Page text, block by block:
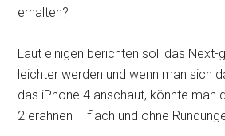
erhalten?
Laut einigen berichten soll das Next-
leichter werden und wenn man sich
das iPhone 4 anschaut, könnte man
2 erahnen – flach und ohne